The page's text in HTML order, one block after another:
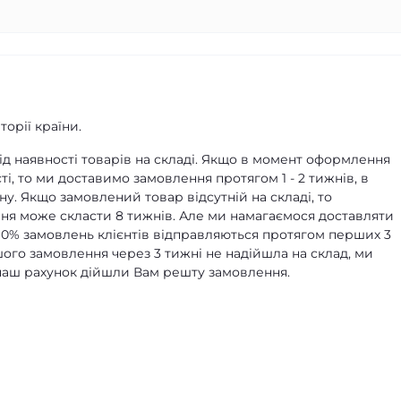
країни.
наявності товарів на складі. Якщо в момент оформлення
то ми доставимо замовлення протягом 1 - 2 тижнів, в
Якщо замовлений товар відсутній на складі, то
може скласти 8 тижнів. Але ми намагаємося доставляти
замовлень клієнтів відправляються протягом перших 3
замовлення через 3 тижні не надійшла на склад, ми
рахунок дійшли Вам решту замовлення.